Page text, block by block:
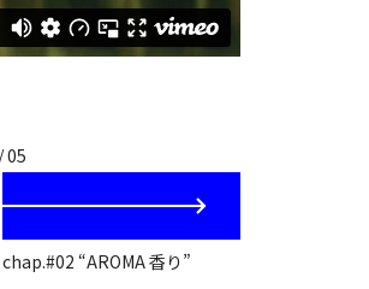
05
chap.#02 “AROMA 香り”